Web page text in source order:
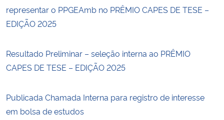
representar o PPGEAmb no PRÊMIO CAPES DE TESE –
EDIÇÃO 2025
Resultado Preliminar – seleção interna ao PRÊMIO
CAPES DE TESE – EDIÇÃO 2025
Publicada Chamada Interna para registro de interesse
em bolsa de estudos